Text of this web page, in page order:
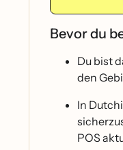
Bevor du
Du bist
den
In
POS